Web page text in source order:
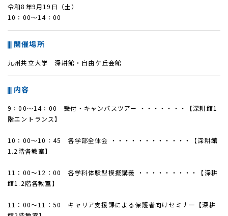
令和8年9月19日（土）
10：00～14：00
開催場所
九州共立大学 深耕館・自由ケ丘会館
内容
9：00～14：00 受付・キャンパスツアー ・・・・・・・【深耕館1
階エントランス】
10：00～10：45 各学部全体会 ・・・・・・・・・・・・【深耕館
1.2階各教室】
11：00～12：00 各学科体験型模擬講義 ・・・・・・・・・【深耕
館1.2階各教室】
11：00～11：50 キャリア支援課による保護者向けセミナー【深耕